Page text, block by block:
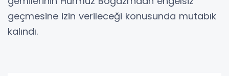
geçmesine izin verileceği konusunda mutabık
kalındı.